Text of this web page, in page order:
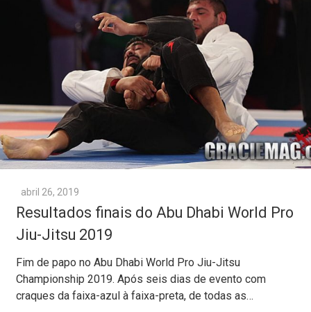
abril 26, 2019
Resultados finais do Abu Dhabi World Pro
Jiu-Jitsu 2019
Fim de papo no Abu Dhabi World Pro Jiu-Jitsu
Championship 2019. Após seis dias de evento com
craques da faixa-azul à faixa-preta, de todas as…